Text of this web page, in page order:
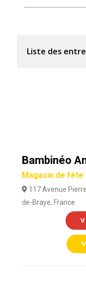
Liste des
Bambinéo
Magasin de fête
117 Avenue
de-Braye, France